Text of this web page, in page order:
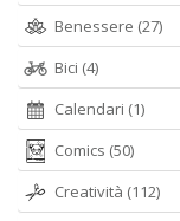
Benessere (27)
Bici (4)
Calendari (1)
Comics (50)
Creatività (112)